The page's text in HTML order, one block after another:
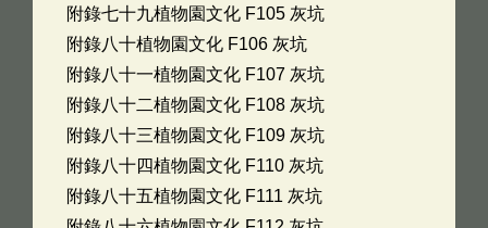
附錄七十九植物園文化 F105 灰坑
附錄八十植物園文化 F106 灰坑
附錄八十一植物園文化 F107 灰坑
附錄八十二植物園文化 F108 灰坑
附錄八十三植物園文化 F109 灰坑
附錄八十四植物園文化 F110 灰坑
附錄八十五植物園文化 F111 灰坑